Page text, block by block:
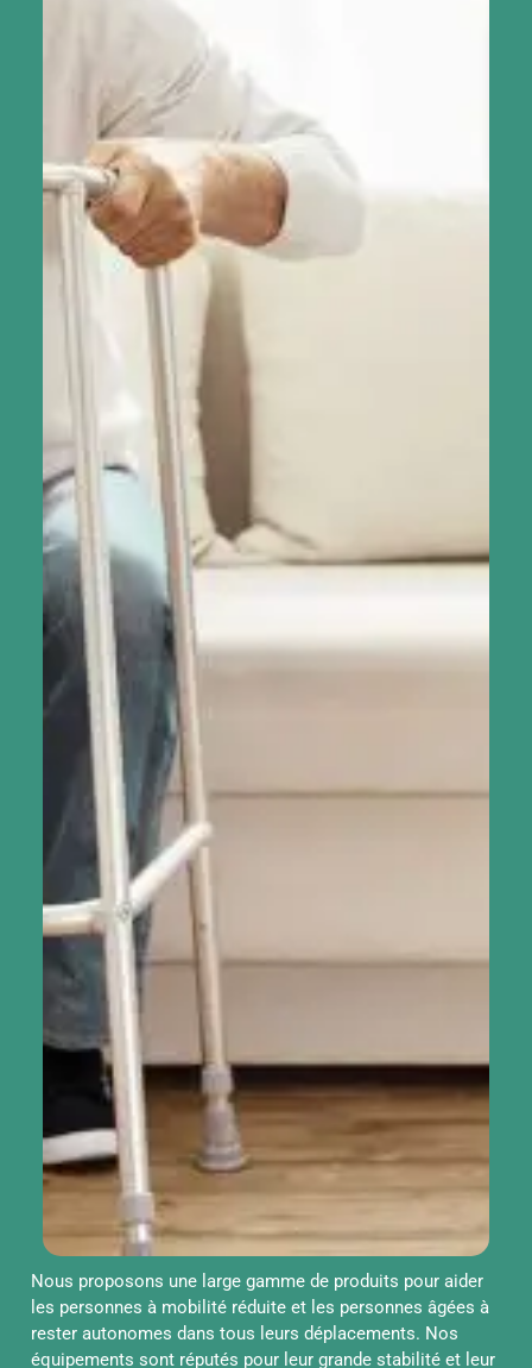
Nous proposons une large gamme de produits pour aider
les personnes à mobilité réduite et les personnes âgées à
rester autonomes dans tous leurs déplacements. Nos
équipements sont réputés pour leur grande stabilité et leur